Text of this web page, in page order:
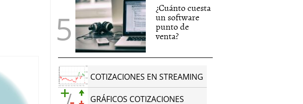
¿Cuánto cuesta
un software
punto de
venta?
COTIZACIONES EN STREAMING
GRÁFICOS COTIZACIONES